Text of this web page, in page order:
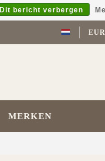
EUR
MERKEN
Dit bericht verbergen